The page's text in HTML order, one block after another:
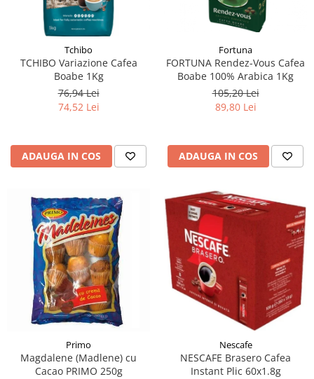
Tchibo
TCHIBO Variazione Cafea
Boabe 1Kg
76,94 Lei
74,52 Lei
ADAUGA IN COS
Fortuna
FORTUNA Rendez-Vous Cafea
Boabe 100% Arabica 1Kg
105,20 Lei
89,80 Lei
ADAUGA IN COS
Primo
Magdalene (Madlene) cu
Cacao PRIMO 250g
Nescafe
NESCAFE Brasero Cafea
Instant Plic 60x1.8g